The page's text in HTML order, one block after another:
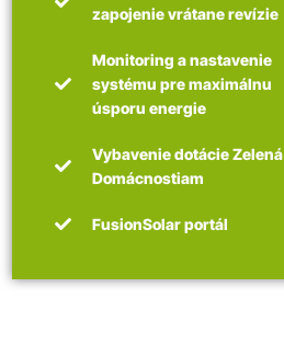
zapojenie vrátane revízie
Monitoring a nastavenie
systému pre maximálnu
úsporu energie
Vybavenie dotácie Zelená
Domácnostiam
FusionSolar portál